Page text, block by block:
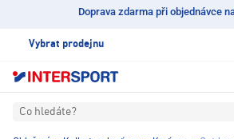
Doprava zdarma při objednávce
Vybrat prodejnu
Co hledáte?